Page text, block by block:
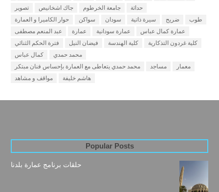
تصوير
جاك اشخانيص جامعة الخرطوم
حداثة
حوار الكاميرا و العمارة
سواكن سودان سيرة ذاتية ضريح
طوب
عبد المنعم مصطفى
عمارة عمارة سودانية
عمارة كمال عباس
فترة الحكم الثنائي
فيضان النيل كلية الهندسة
كلية غردون التذكارية
كمال عباس
محمد حمدي
محمد حمدي يتعاطى مع العمارة بإحساس فنان مبتكر
مساجد
معمار
مواقف و مشاهد
هاشم خليفة
Popular Posts
حلقات برنامج عمارة بلدنا